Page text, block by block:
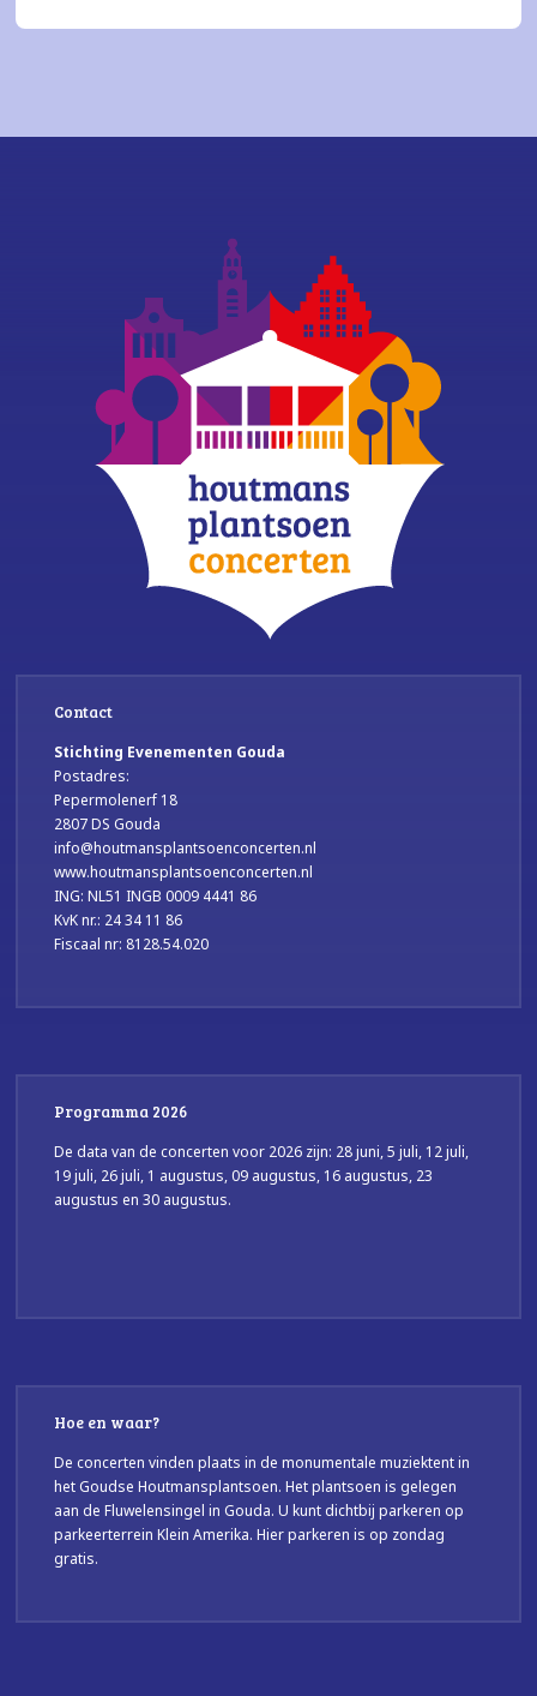
Contact
Stichting Evenementen Gouda
Postadres:
Pepermolenerf 18
2807 DS Gouda
info@houtmansplantsoenconcerten.nl
www.houtmansplantsoenconcerten.nl
ING: NL51 INGB 0009 4441 86
KvK nr.: 24 34 11 86
Fiscaal nr: 8128.54.020
Programma 2026
De data van de concerten voor 2026 zijn: 28 juni, 5 juli, 12 juli,
19 juli, 26 juli, 1 augustus, 09 augustus, 16 augustus, 23
augustus en 30 augustus.
Hoe en waar?
De concerten vinden plaats in de monumentale muziektent in
het Goudse Houtmansplantsoen. Het plantsoen is gelegen
aan de Fluwelensingel in Gouda. U kunt dichtbij parkeren op
parkeerterrein Klein Amerika. Hier parkeren is op zondag
gratis.